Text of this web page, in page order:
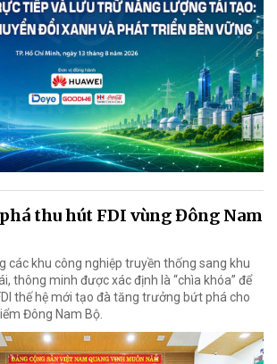
thu hút FDI vùng Đông Nam
các khu công nghiệp truyền thống sang khu
thông minh được xác định là “chìa khóa” để
thế hệ mới tạo đà tăng trưởng bứt phá cho
Đông Nam Bộ.